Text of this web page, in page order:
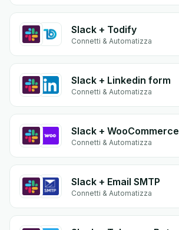
Slack + Todify
Connetti & Automatizza
Slack + Linkedin form
Connetti & Automatizza
Slack + WooCommerce
Connetti & Automatizza
Slack + Email SMTP
Connetti & Automatizza